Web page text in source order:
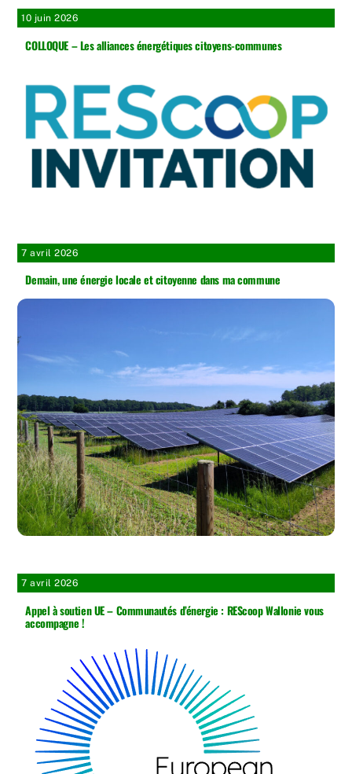
10 juin 2026
COLLOQUE – Les alliances énergétiques citoyens-communes
7 avril 2026
Demain, une énergie locale et citoyenne dans ma commune
7 avril 2026
Appel à soutien UE – Communautés d’énergie : REScoop Wallonie vous
accompagne !